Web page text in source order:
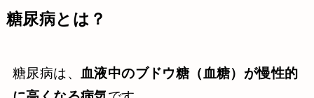
糖尿病とは？
糖尿病は、 血液中のブドウ糖（血糖）が慢性的